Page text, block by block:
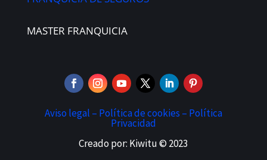
MASTER FRANQUICIA
Aviso legal – Política de cookies – Política
Privacidad
Creado por: Kiwitu © 2023